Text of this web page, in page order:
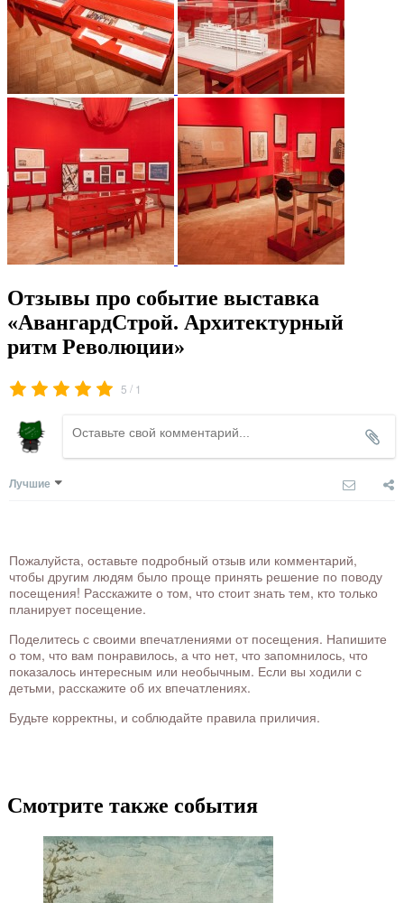
Отзывы про событие выставка
«АвангардСтрой. Архитектурный
ритм Революции»
5 / 1
Лучшие
Пожалуйста, оставьте подробный отзыв или комментарий,
чтобы другим людям было проще принять решение по поводу
посещения! Расскажите о том, что стоит знать тем, кто только
планирует посещение.
Поделитесь с своими впечатлениями от посещения. Напишите
о том, что вам понравилось, а что нет, что запомнилось, что
показалось интересным или необычным. Если вы ходили с
детьми, расскажите об их впечатлениях.
Будьте корректны, и соблюдайте правила приличия.
Смотрите также события